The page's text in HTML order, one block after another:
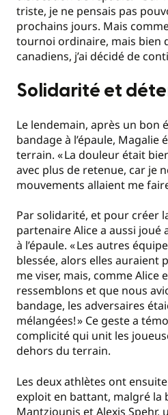
triste, je ne pensais pas
prochains jours. Mais
tournoi ordinaire, mais bien
canadiens, j’ai décidé de
Solidarité et
Le lendemain, après un bon
bandage à l’épaule,
terrain. « La douleur était
avec plus de retenue, car je
mouvements allaient me
Par solidarité, et pour créer
partenaire Alice a aussi joué
à l’épaule. « Les autres
blessée, alors elles auraient
me viser, mais, comme Alice
ressemblons et que nous
bandage, les adversaires
mélangées! » Ce geste a
complicité qui unit les
dehors du terrain.
Les deux athlètes ont
exploit en battant, malgré la
Mantziounis et Alexis Spehr,